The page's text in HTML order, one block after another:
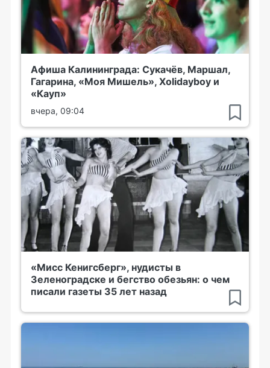
Афиша Калининграда: Сукачёв, Маршал,
Гагарина, «Моя Мишель», Xolidayboy и
«Кауп»
вчера, 09:04
«Мисс Кенигсберг», нудисты в
Зеленоградске и бегство обезьян: о чем
писали газеты 35 лет назад